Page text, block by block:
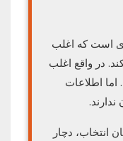
است که اغلب
در واقع اغلب
اما اطلاعات
انتخاب، دچار